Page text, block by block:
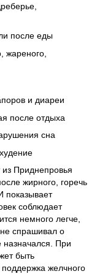
после еды
жареного,
и диареи
после отдыха
сна
из Приднепровья
жирного, горечь
показывает
соблюдает
немного легче,
спрашивал о
назначался. При
быть
желчного